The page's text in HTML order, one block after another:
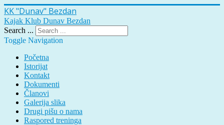
KK "Dunav" Bezdan
Kajak Klub Dunav Bezdan
Search ...
Toggle Navigation
Početna
Istorijat
Kontakt
Dokumenti
Članovi
Galerija slika
Drugi pišu o nama
Raspored treninga